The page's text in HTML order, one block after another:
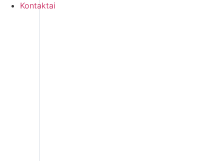
Kontaktai